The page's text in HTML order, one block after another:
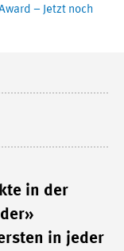
– Jetzt noch
in der
in jeder